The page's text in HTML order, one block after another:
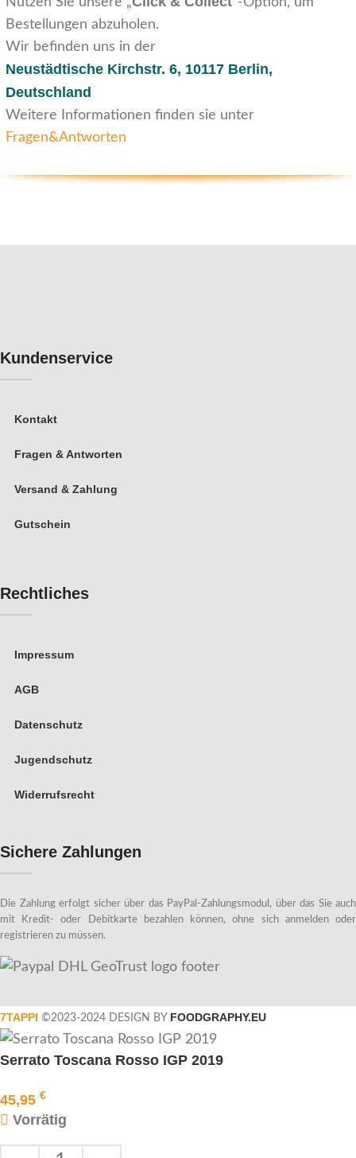
Bestellungen abzuholen.
Wir befinden uns in der
Neustädtische Kirchstr. 6, 10117 Berlin,
Deutschland
Weitere Informationen finden sie unter
Fragen&Antworten
Kundenservice
Kontakt
Fragen & Antworten
Versand & Zahlung
Gutschein
Rechtliches
Impressum
AGB
Datenschutz
Jugendschutz
Widerrufsrecht
Sichere Zahlungen
Die Zahlung erfolgt sicher über das PayPal-Zahlungsmodul, über das Sie auch
mit Kredit- oder Debitkarte bezahlen können, ohne sich anmelden oder
registrieren zu müssen.
7TAPPI ©2023-2024 DESIGN BY FOODGRAPHY.EU
Serrato Toscana Rosso IGP 2019
45,95 €
Vorrätig